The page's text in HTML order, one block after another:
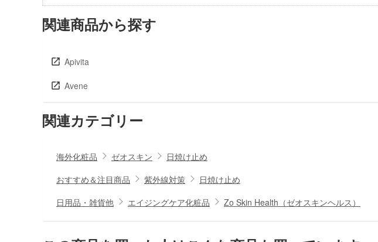
関連商品から探す
Apivita
Avene
関連カテゴリー
海外化粧品 ゼオスキン
日焼け止め
おすすめ＆注目商品
紫外線対策
日焼け止め
日用品・雑貨他
エイジングケア化粧品 Zo Skin Health（ゼオスキンヘルス）